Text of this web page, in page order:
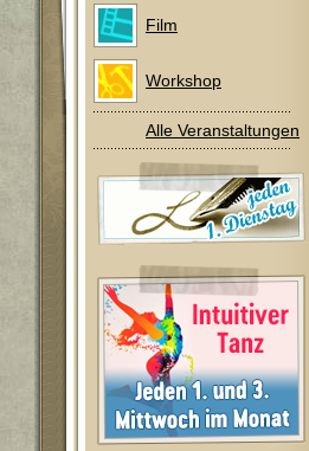
Film
Workshop
Alle Veranstaltungen